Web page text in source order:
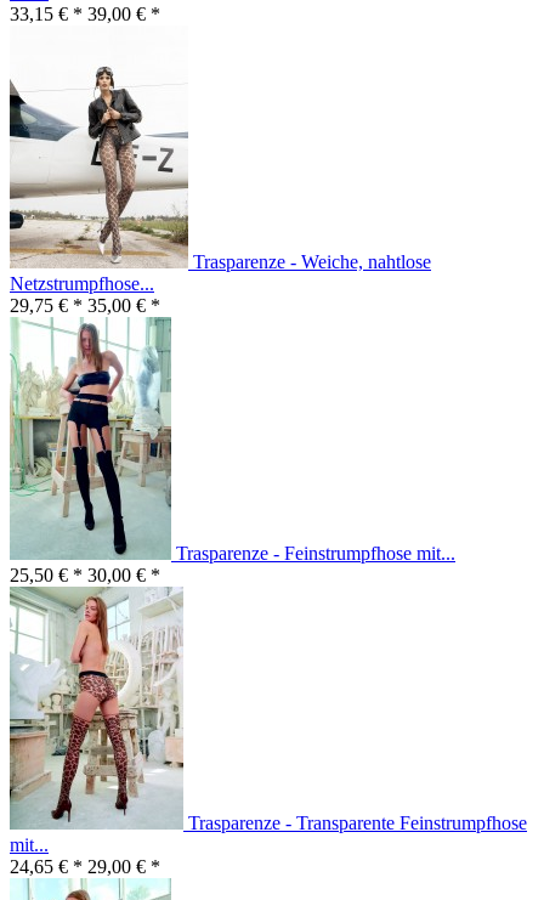
33,15 € * 39,00 € *
Trasparenze - Weiche, nahtlose
Netzstrumpfhose...
29,75 € * 35,00 € *
Trasparenze - Feinstrumpfhose mit...
25,50 € * 30,00 € *
Trasparenze - Transparente Feinstrumpfhose
mit...
24,65 € * 29,00 € *